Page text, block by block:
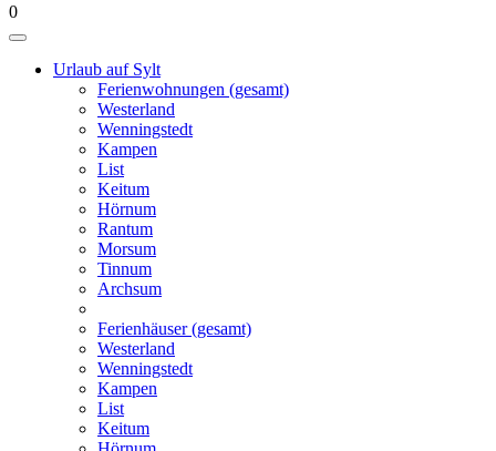
0
Urlaub auf Sylt
Ferienwohnungen (gesamt)
Westerland
Wenningstedt
Kampen
List
Keitum
Hörnum
Rantum
Morsum
Tinnum
Archsum
Ferienhäuser (gesamt)
Westerland
Wenningstedt
Kampen
List
Keitum